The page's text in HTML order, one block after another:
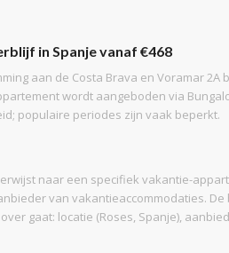
in Spanje vanaf €468
aan de Costa Brava en Voramar
wordt aangeboden via
populaire periodes zijn vaak beperkt.
naar een specifiek vakantie-
van vakantieaccommodaties.
gaat: locatie (Roses, Spanje),